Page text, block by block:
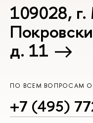
109028,
д. 11
ПО ВСЕМ ВОПРОСАМ
+7 (495)